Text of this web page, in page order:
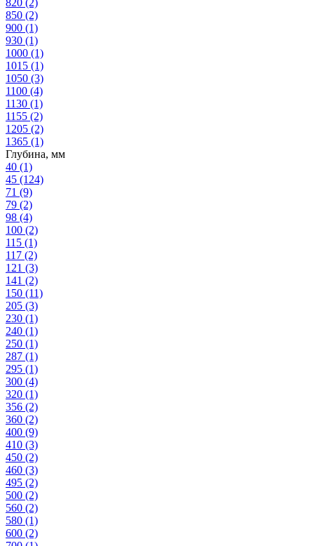
820 (2)
850 (2)
900 (1)
930 (1)
1000 (1)
1015 (1)
1050 (3)
1100 (4)
1130 (1)
1155 (2)
1205 (2)
1365 (1)
Глубина, мм
40 (1)
45 (124)
71 (9)
79 (2)
98 (4)
100 (2)
115 (1)
117 (2)
121 (3)
141 (2)
150 (11)
205 (3)
230 (1)
240 (1)
250 (1)
287 (1)
295 (1)
300 (4)
320 (1)
356 (2)
360 (2)
400 (9)
410 (3)
450 (2)
460 (3)
495 (2)
500 (2)
560 (2)
580 (1)
600 (2)